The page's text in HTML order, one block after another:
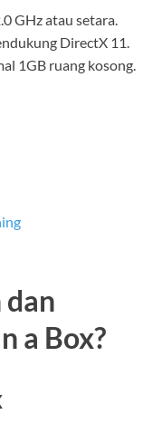
GHz atau setara.
DirectX 11.
1GB ruang kosong.
a Box?